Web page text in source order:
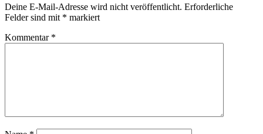
Deine E-Mail-Adresse wird nicht veröffentlicht. Erforderliche
Felder sind mit * markiert
Kommentar *